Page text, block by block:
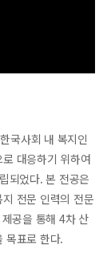
국사회 내 복지인
대응하기 위하여
되었다. 본 전공은
전문 인력의 전문
공을 통해 4차 산
목표로 한다.